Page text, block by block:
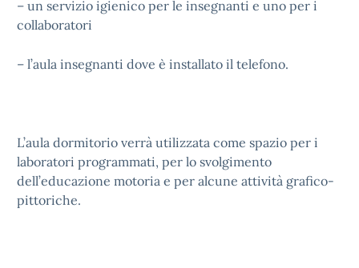
– un servizio igienico per le insegnanti e uno per i
collaboratori
– l’aula insegnanti dove è installato il telefono.
L’aula dormitorio verrà utilizzata come spazio per i
laboratori programmati, per lo svolgimento
dell’educazione motoria e per alcune attività grafico-
pittoriche.